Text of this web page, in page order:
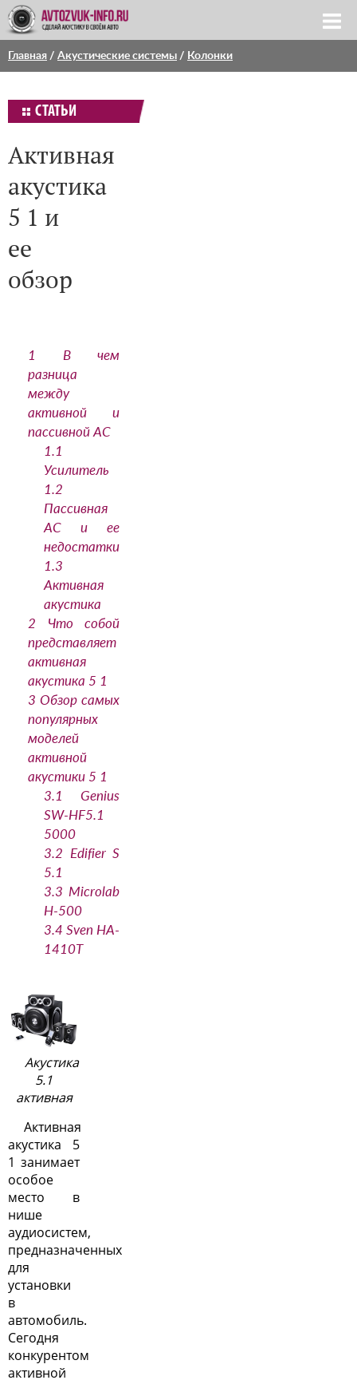
Главная / Акустические системы / Колонки
СТАТЬИ
Активная
акустика
5 1 и
ее
обзор
1
В чем
разница
между
активной и
пассивной АС
1.1
Усилитель
1.2
Пассивная
АС и ее
недостатки
1.3
Активная
акустика
2 Что собой
представляет
активная
акустика 5 1
3 Обзор самых
популярных
моделей
активной
акустики 5 1
3.1
Genius
SW-HF5.1
5000
3.2 Edifier S
5.1
3.3 Microlab
H-500
3.4 Sven HA-
1410T
Акустика
5.1
активная
Активная
акустика 5
1 занимает
особое
место в
нише
аудиосистем,
предназначенных
для
установки
в
автомобиль.
Сегодня
конкурентом
активной